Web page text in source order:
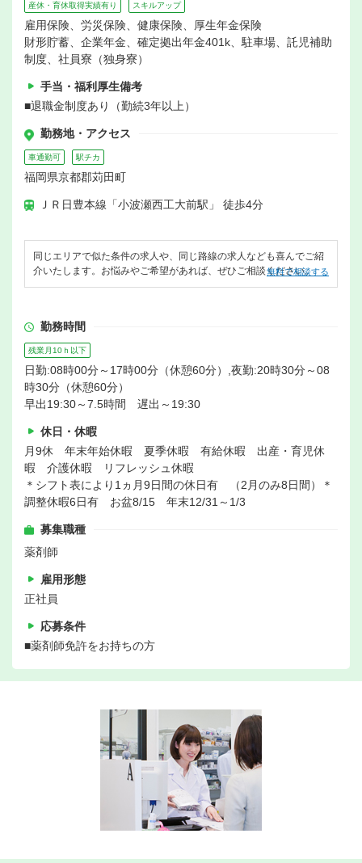
産休・育休取得実績有り スキルアップ
雇用保険、労災保険、健康保険、厚生年金保険
財形貯蓄、企業年金、確定拠出年金401k、駐車場、託児補助
制度、社員寮（独身寮）
手当・福利厚生備考
■退職金制度あり（勤続3年以上）
勤務地・アクセス
車通勤可 駅チカ
福岡県京都郡苅田町
ＪＲ日豊本線「小波瀬西工大前駅」 徒歩4分
同じエリアで似た条件の求人や、同じ路線の求人なども喜んでご紹
介いたします。お悩みやご希望があれば、ぜひご相談ください。
無料で相談する
勤務時間
残業月10ｈ以下
日勤:08時00分～17時00分（休憩60分）,夜勤:20時30分～08
時30分（休憩60分）
早出19:30～7.5時間 遅出～19:30
休日・休暇
月9休 年末年始休暇 夏季休暇 有給休暇 出産・育児休
暇 介護休暇 リフレッシュ休暇
＊シフト表により1ヵ月9日間の休日有 （2月のみ8日間）＊
調整休暇6日有 お盆8/15 年末12/31～1/3
募集職種
薬剤師
雇用形態
正社員
応募条件
■薬剤師免許をお持ちの方